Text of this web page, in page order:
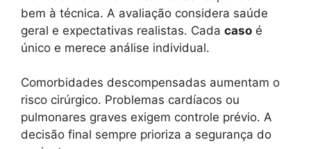
bem à técnica. A avaliação considera saúde
geral e expectativas realistas. Cada caso é
único e merece análise individual.
Comorbidades descompensadas aumentam o
risco cirúrgico. Problemas cardíacos ou
pulmonares graves exigem controle prévio. A
decisão final sempre prioriza a segurança do